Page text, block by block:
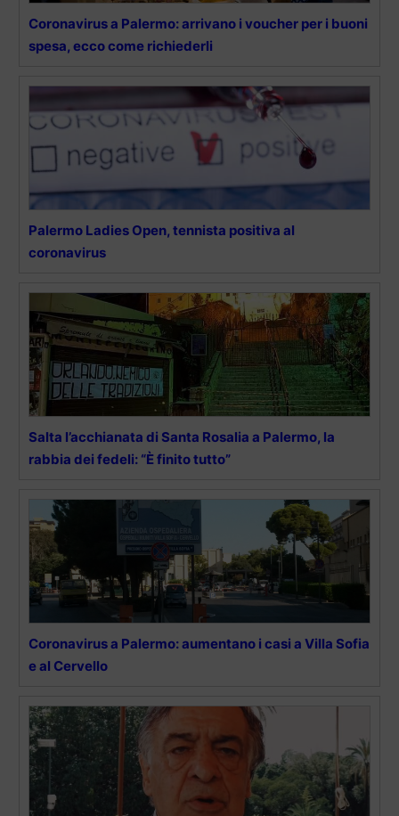
Coronavirus a Palermo: arrivano i voucher per i buoni
spesa, ecco come richiederli
Palermo Ladies Open, tennista positiva al
coronavirus
Salta l’acchianata di Santa Rosalia a Palermo, la
rabbia dei fedeli: “È finito tutto”
Coronavirus a Palermo: aumentano i casi a Villa Sofia
e al Cervello